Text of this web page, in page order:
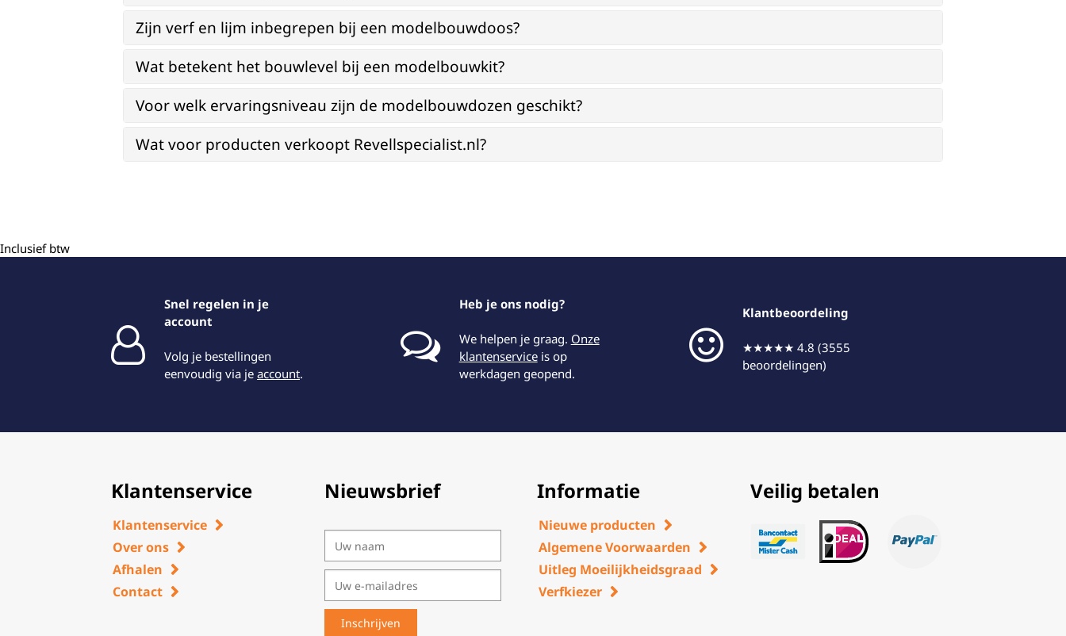
Zijn verf en lijm inbegrepen bij een modelbouwdoos?
Wat betekent het bouwlevel bij een modelbouwkit?
Voor welk ervaringsniveau zijn de modelbouwdozen geschikt?
Wat voor producten verkoopt Revellspecialist.nl?
Inclusief btw
Snel regelen in je
account
Volg je bestellingen
eenvoudig via je account.
Heb je ons nodig?
We helpen je graag. Onze
klantenserviceis op
werkdagen geopend.
Klantbeoordeling
★★★★★ 4.8 (3555
beoordelingen)
Klantenservice
Klantenservice
Over ons
Afhalen
Contact
Nieuwsbrief Informatie
Nieuwe producten
Algemene Voorwaarden
Uitleg Moeilijkheidsgraad
Verfkiezer
Veilig betalen